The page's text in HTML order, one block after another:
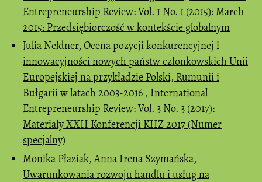
Entrepreneurship Review: Vol. 1 No. 1 (2015): March
2015: Przedsiębiorczość w kontekście globalnym
Julia Neldner, Ocena pozycji konkurencyjnej i
innowacyjności nowych państw członkowskich Unii
Europejskiej na przykładzie Polski, Rumunii i
Bułgarii w latach 2003-2016 , International
Entrepreneurship Review: Vol. 3 No. 3 (2017):
Materiały XXII Konferencji KHZ 2017 (Numer
specjalny)
Monika Płaziak, Anna Irena Szymańska,
Uwarunkowania rozwoju handlu i usług na